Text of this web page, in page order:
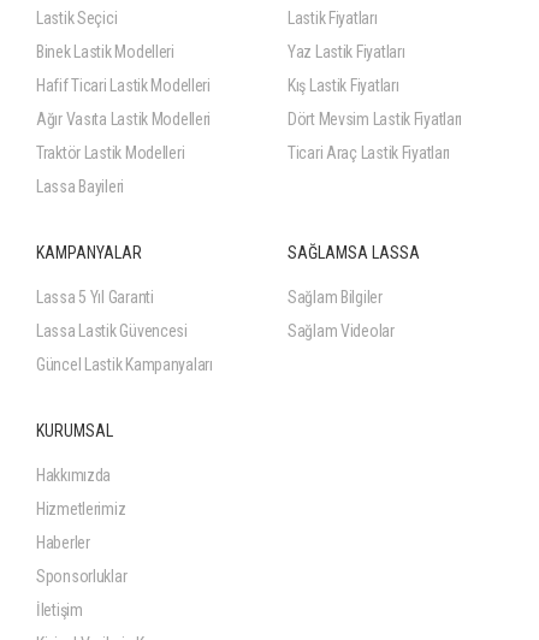
Lastik Seçici
Binek Lastik Modelleri
Hafif Ticari Lastik Modelleri
Ağır Vasıta Lastik Modelleri
Traktör Lastik Modelleri
Lassa Bayileri
Lastik Fiyatları
Yaz Lastik Fiyatları
Kış Lastik Fiyatları
Dört Mevsim Lastik Fiyatları
Ticari Araç Lastik Fiyatları
KAMPANYALAR
Lassa 5 Yıl Garanti
Lassa Lastik Güvencesi
Güncel Lastik Kampanyaları
SAĞLAMSA LASSA
Sağlam Bilgiler
Sağlam Videolar
KURUMSAL
Hakkımızda
Hizmetlerimiz
Haberler
Sponsorluklar
İletişim